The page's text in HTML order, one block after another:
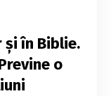
şi în Biblie.
o